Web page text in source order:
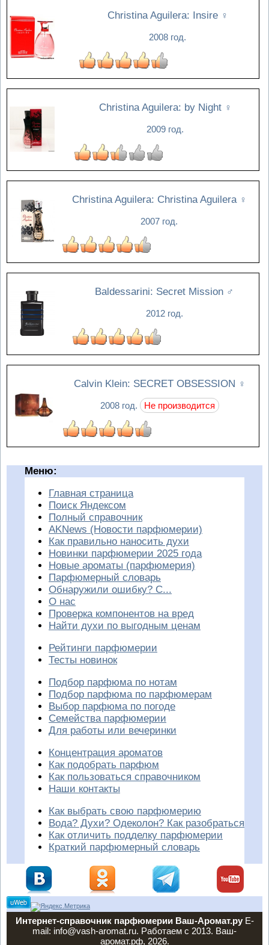
Christina Aguilera: Insire ♀
2008 год.
Christina Aguilera: by Night ♀
2009 год.
Christina Aguilera: Christina Aguilera ♀
2007 год.
Baldessarini: Secret Mission ♂
2012 год.
Calvin Klein: SECRET OBSESSION ♀
2008 год. Не производится
Меню:
Главная страница
Поиск Яндексом
Полный справочник
AKNews (Новости парфюмерии)
Как правильно наносить духи
Новинки парфюмерии 2025 года
Новые ароматы (парфюмерия)
Парфюмерный словарь
Обнаружили ошибку? С...
О нас
Проверка компонентов на вред
Найти духи по выгодным ценам
Рейтинги парфюмерии
Тесты новинок
Подбор парфюма по нотам
Подбор парфюма по парфюмерам
Выбор парфюма по погоде
Семейства парфюмерии
Для работы или вечеринки
Концентрация ароматов
Как подобрать парфюм
Как пользоваться справочником
Наши контакты
Как выбрать свою парфюмерию
Вода? Духи? Одеколон? Как разобраться
Как отличить подделку парфюмерии
Краткий парфюмерный словарь
Интернет-справочник парфюмерии Ваш-Аромат.руE-
mail: info@vash-aromat.ru. Работаем с 2013. Ваш-
аромат.рф, 2026.